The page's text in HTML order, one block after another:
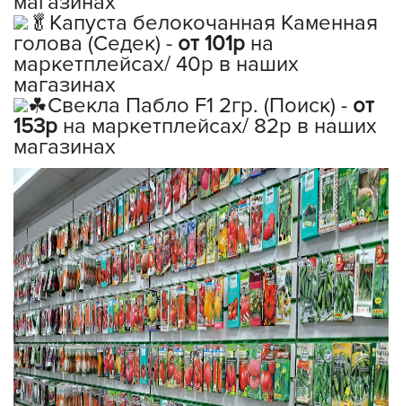
Капуста белокочанная Каменная
голова (Седек) - от 101р на
маркетплейсах/ 40р в наших
магазинах
Свекла Пабло F1 2гр. (Поиск) - от
153р на маркетплейсах/ 82р в наших
магазинах